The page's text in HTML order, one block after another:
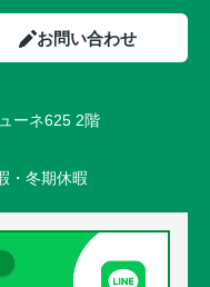
お問い合わせ
ーネ625 2階
・冬期休暇